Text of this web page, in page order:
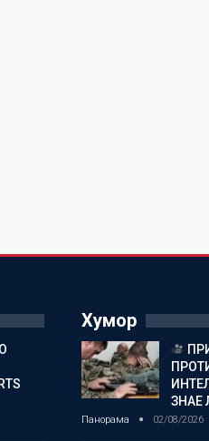
Хумор
ЗНАЕ
Панорама 02/08/2026